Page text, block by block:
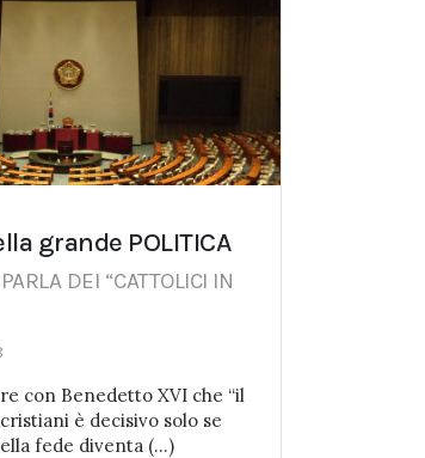
grande POLITICA
DEI “CATTOLICI IN
con Benedetto XVI che “il
è decisivo solo se
fede diventa (...)